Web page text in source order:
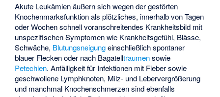
Akute Leukämien äußern sich wegen der gestörten
Knochenmarksfunktion als plötzliches, innerhalb von Tagen
oder Wochen schnell voranschreitendes Krankheitsbild mit
unspezifischen Symptomen wie Krankheitsgefühl, Blässe,
Schwäche, Blutungsneigungeinschließlich spontaner
blauer Flecken oder nach Bagatelltraumensowie
Petechien. Anfälligkeit für Infektionen mit Fieber sowie
geschwollene Lymphknoten, Milz- und Lebervergrößerung
und manchmal Knochenschmerzen sind ebenfalls